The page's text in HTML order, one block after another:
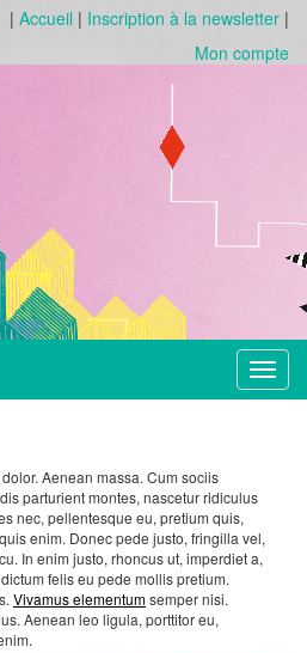
| Accueil | Inscription à la newsletter |
Mon compte
Toggle
Aenean massa. Cum sociis
parturient montes, nascetur ridiculus
nec, pellentesque eu, pretium quis,
enim. Donec pede justo, fringilla vel,
In enim justo, rhoncus ut, imperdiet a,
felis eu pede mollis pretium.
Vivamus elementumsemper nisi.
Aenean leo ligula, porttitor eu,